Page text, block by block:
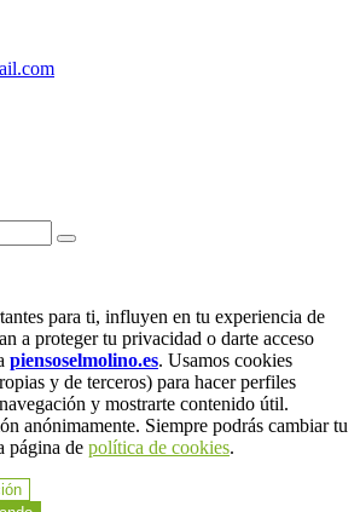
para ti, influyen en tu experiencia de
a proteger tu privacidad o darte acceso
piensoselmolino.es. Usamos cookies
y de terceros) para hacer perfiles
y mostrarte contenido útil.
anónimamente. Siempre podrás cambiar tu
página de política de cookies.